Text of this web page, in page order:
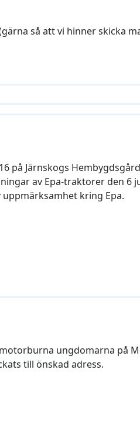
på Järnskogs
av Epa-traktorer den 6
kring Epa.
ungdomarna på
till önskad adress.
så att vi hinner skicka